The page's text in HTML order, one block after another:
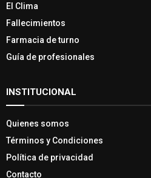
El Clima
Fallecimientos
Farmacia de turno
Guía de profesionales
INSTITUCIONAL
Quienes somos
Términos y Condiciones
Política de privacidad
Contacto